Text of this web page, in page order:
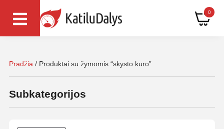
0
Pradžia / Produktai su žymomis “skysto kuro”
Subkategorijos